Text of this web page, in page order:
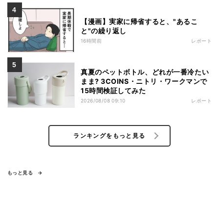
【漫画】実家に帰省すると、"あるこ
と"の繰り返し
16時間前 レポート
真夏のペットボトル、どれが一番冷たい
まま? 3COINS・ニトリ・ワークマンで
15時間検証してみた
2026/08/08 09:10 レポート
ランキングをもっと見る
もっと見る